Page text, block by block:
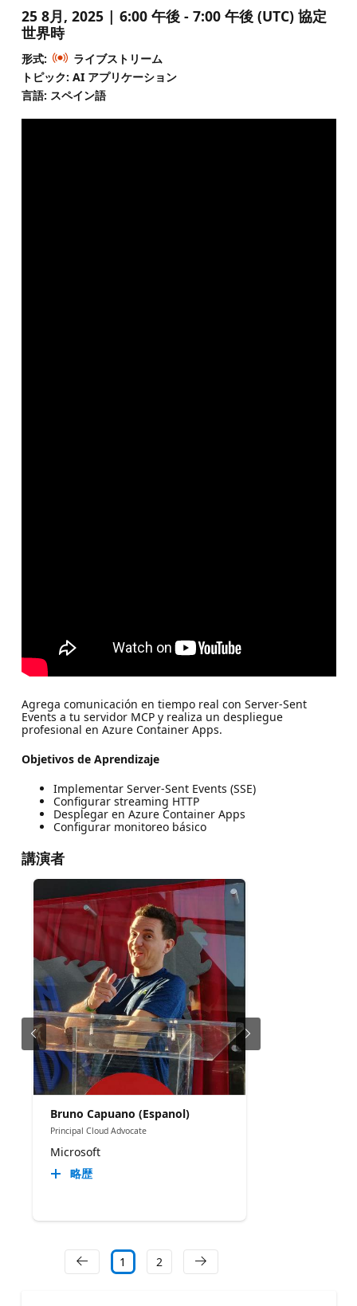
25 8月, 2025 | 6:00 午後 - 7:00 午後 (UTC) 協定
世界時
形式:
ライブストリーム
トピック: AI アプリケーション
言語: スペイン語
Agrega comunicación en tiempo real con Server-Sent
Events a tu servidor MCP y realiza un despliegue
profesional en Azure Container Apps.
Objetivos de Aprendizaje
Implementar Server-Sent Events (SSE)
Configurar streaming HTTP
Desplegar en Azure Container Apps
Configurar monitoreo básico
講演者
Bruno Capuano (Espanol)
Principal Cloud Advocate
Microsoft
略歴
1 2